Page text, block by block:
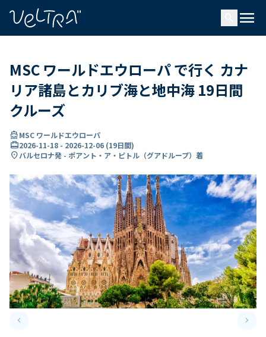
menu
MSC ワールドエウローパ で行く カナ
リア諸島とカリブ海と地中海 19日間
クルーズ
directions_boatMSC ワールドエウローパ
card_travel2026-11-18 - 2026-12-06 (19日間)
location_onバルセロナ発 - ポアント・ア・ピトル（グアドループ）着
keyboard_arrow_leftPrevious slide keyboard_arrow_right